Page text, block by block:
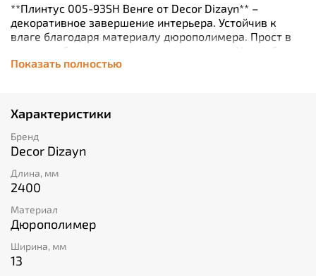
**Плинтус 005-93SH Венге от Decor Dizayn** –
декоративное завершение интерьера. Устойчив к
влаге благодаря материалу дюрополимера. Прост в
монтаже без специального инструмента. Не требует
покраски и легкий в уходе. Элегантный венге цвет
Показать полностью
Характеристики
Бренд
Decor Dizayn
Длина, мм
2400
Материал
Дюрополимер
Ширина, мм
13